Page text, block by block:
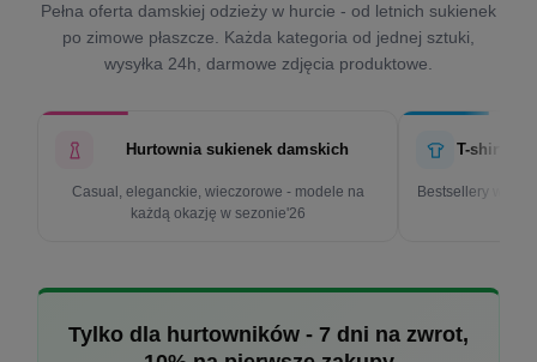
Pełna oferta damskiej odzieży w hurcie - od letnich sukienek
po zimowe płaszcze. Każda kategoria od jednej sztuki,
wysyłka 24h, darmowe zdjęcia produktowe.
Hurtownia sukienek damskich
Casual, eleganckie, wieczorowe - modele na
każdą okazję w sezonie'26
T-shirty
Bestsellery w
Tylko dla hurtowników - 7 dni na zwrot,